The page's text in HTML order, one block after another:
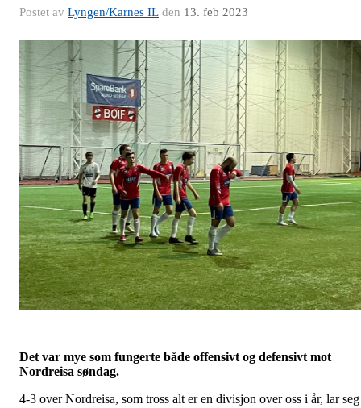
Postet av Lyngen/Karnes IL den 13. feb 2023
Det var mye som fungerte både offensivt og defensivt mot
Nordreisa søndag.
4-3 over Nordreisa, som tross alt er en divisjon over oss i år, lar seg